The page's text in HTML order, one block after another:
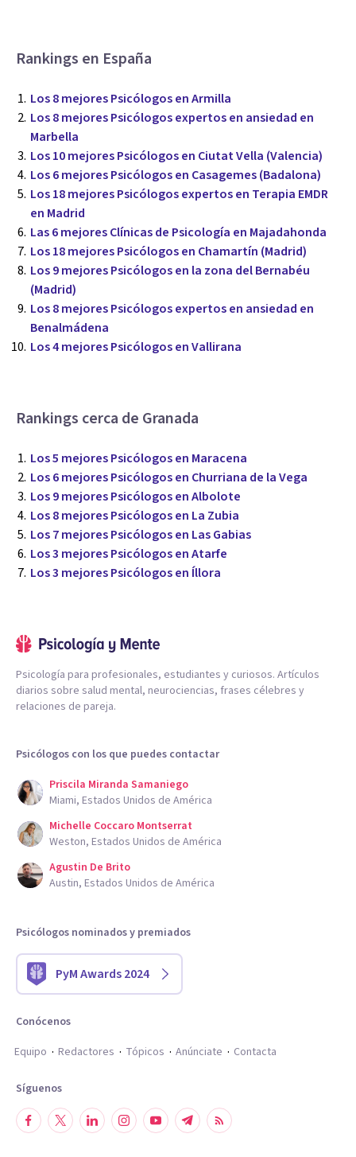
Rankings en España
Los 8 mejores Psicólogos en Armilla
Los 8 mejores Psicólogos expertos en ansiedad en
Marbella
Los 10 mejores Psicólogos en Ciutat Vella (Valencia)
Los 6 mejores Psicólogos en Casagemes (Badalona)
Los 18 mejores Psicólogos expertos en Terapia EMDR
en Madrid
Las 6 mejores Clínicas de Psicología en Majadahonda
Los 18 mejores Psicólogos en Chamartín (Madrid)
Los 9 mejores Psicólogos en la zona del Bernabéu
(Madrid)
Los 8 mejores Psicólogos expertos en ansiedad en
Benalmádena
Los 4 mejores Psicólogos en Vallirana
Rankings cerca de Granada
Los 5 mejores Psicólogos en Maracena
Los 6 mejores Psicólogos en Churriana de la Vega
Los 9 mejores Psicólogos en Albolote
Los 8 mejores Psicólogos en La Zubia
Los 7 mejores Psicólogos en Las Gabias
Los 3 mejores Psicólogos en Atarfe
Los 3 mejores Psicólogos en Íllora
Psicología para profesionales, estudiantes y curiosos. Artículos
diarios sobre salud mental, neurociencias, frases célebres y
relaciones de pareja.
Psicólogos con los que puedes contactar
Priscila Miranda Samaniego
Miami, Estados Unidos de América
Michelle Coccaro Montserrat
Weston, Estados Unidos de América
Agustin De Brito
Austin, Estados Unidos de América
Psicólogos nominados y premiados
PyM Awards 2024
Conócenos
Equipo
Redactores Tópicos Anúnciate Contacta
Síguenos